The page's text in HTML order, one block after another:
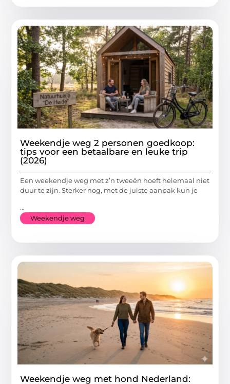
Weekendje weg 2 personen goedkoop:
tips voor een betaalbare en leuke trip
(2026)
Een weekendje weg met z’n tweeën hoeft helemaal niet
duur te zijn. Sterker nog, met de juiste aanpak kun je
...
Weekendje weg
Weekendje weg met hond Nederland: